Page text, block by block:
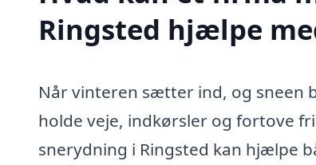
Ringsted hjælpe
Når vinteren sætter ind, og sneen
holde veje, indkørsler og fortove
snerydning i Ringsted kan hjælpe